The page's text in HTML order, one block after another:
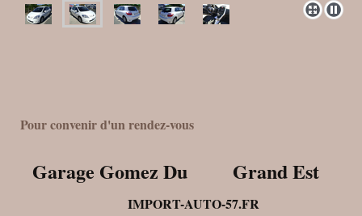
Pour convenir d'un rendez-vous
Garage Gomez Du Grand Est
IMPORT-AUTO-57.FR